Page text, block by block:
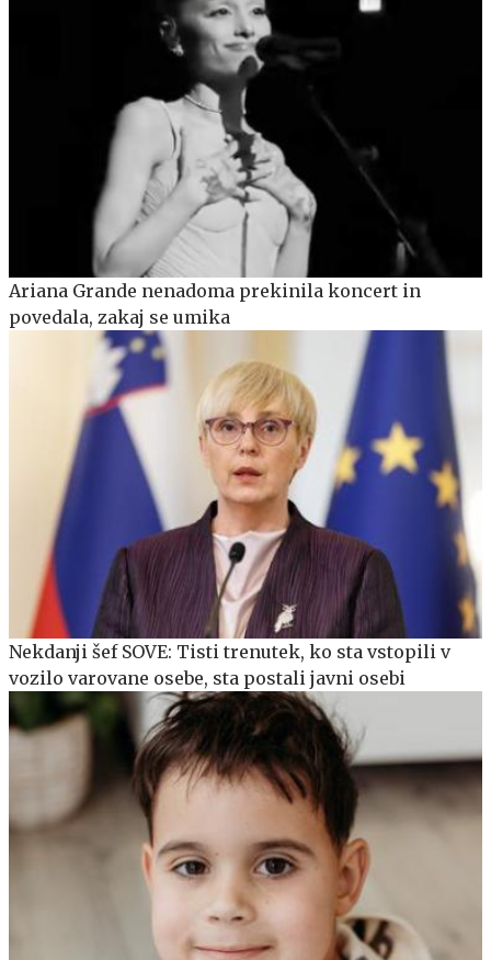
Ariana Grande nenadoma prekinila koncert in
povedala, zakaj se umika
Nekdanji šef SOVE: Tisti trenutek, ko sta vstopili v
vozilo varovane osebe, sta postali javni osebi